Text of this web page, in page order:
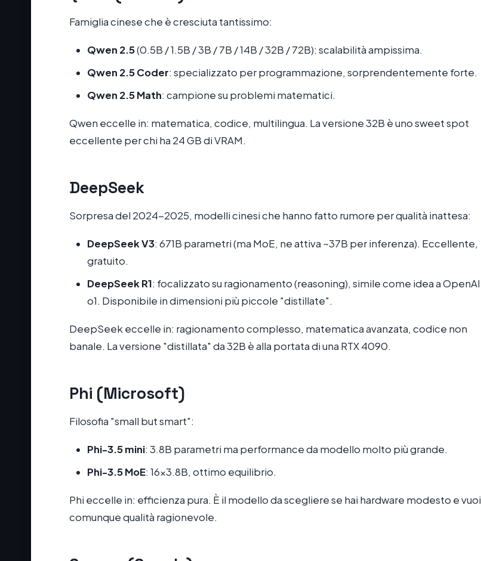
Famiglia cinese che è cresciuta tantissimo:
Qwen 2.5(0.5B / 1.5B / 3B / 7B / 14B / 32B / 72B): scalabilità ampissima.
Qwen 2.5 Coder: specializzato per programmazione, sorprendentemente forte.
Qwen 2.5 Math: campione su problemi matematici.
Qwen eccelle in: matematica, codice, multilingua. La versione 32B è uno sweet spot
eccellente per chi ha 24 GB di VRAM.
DeepSeek
Sorpresa del 2024-2025, modelli cinesi che hanno fatto rumore per qualità inattesa:
DeepSeek V3: 671B parametri (ma MoE, ne attiva ~37B per inferenza). Eccellente,
gratuito.
DeepSeek R1: focalizzato su ragionamento (reasoning), simile come idea a OpenAI
o1. Disponibile in dimensioni più piccole "distillate".
DeepSeek eccelle in: ragionamento complesso, matematica avanzata, codice non
banale. La versione "distillata" da 32B è alla portata di una RTX 4090.
Phi (Microsoft)
Filosofia "small but smart":
Phi-3.5 mini: 3.8B parametri ma performance da modello molto più grande.
Phi-3.5 MoE: 16x3.8B, ottimo equilibrio.
Phi eccelle in: efficienza pura. È il modello da scegliere se hai hardware modesto e vuoi
comunque qualità ragionevole.